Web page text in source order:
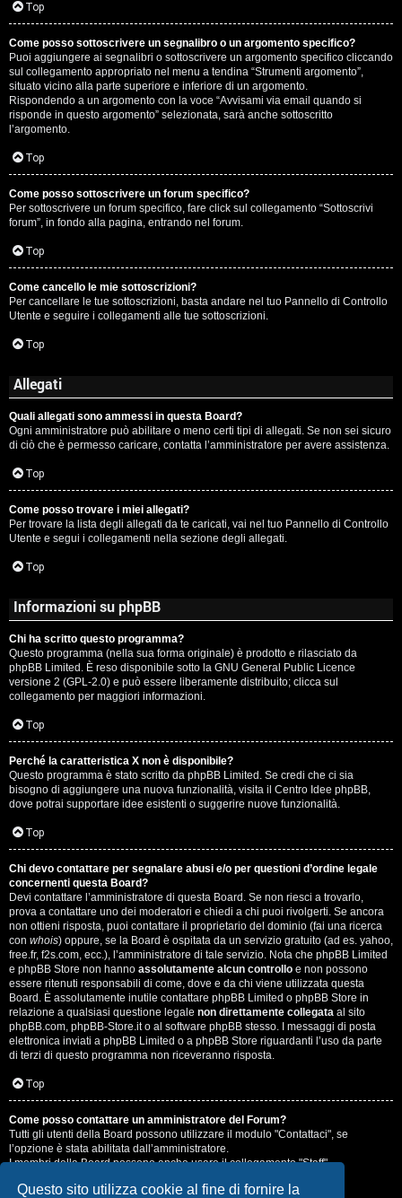
Questo sito utilizza cookie al fine di fornire la
Top
Come posso sottoscrivere un segnalibro o un argomento specifico?
Puoi aggiungere ai segnalibri o sottoscrivere un argomento specifico cliccando
sul collegamento appropriato nel menu a tendina “Strumenti argomento”,
situato vicino alla parte superiore e inferiore di un argomento.
Rispondendo a un argomento con la voce “Avvisami via email quando si
risponde in questo argomento” selezionata, sarà anche sottoscritto
l’argomento.
Top
Come posso sottoscrivere un forum specifico?
Per sottoscrivere un forum specifico, fare click sul collegamento “Sottoscrivi
forum”, in fondo alla pagina, entrando nel forum.
Top
Come cancello le mie sottoscrizioni?
Per cancellare le tue sottoscrizioni, basta andare nel tuo Pannello di Controllo
Utente e seguire i collegamenti alle tue sottoscrizioni.
Top
Allegati
Quali allegati sono ammessi in questa Board?
Ogni amministratore può abilitare o meno certi tipi di allegati. Se non sei sicuro
di ciò che è permesso caricare, contatta l’amministratore per avere assistenza.
Top
Come posso trovare i miei allegati?
Per trovare la lista degli allegati da te caricati, vai nel tuo Pannello di Controllo
Utente e segui i collegamenti nella sezione degli allegati.
Top
Informazioni su phpBB
Chi ha scritto questo programma?
Questo programma (nella sua forma originale) è prodotto e rilasciato da
phpBB Limited . È reso disponibile sotto la GNU General Public Licence
versione 2 (GPL-2.0) e può essere liberamente distribuito; clicca sul
collegamento per maggiori informazioni.
Top
Perché la caratteristica X non è disponibile?
Questo programma è stato scritto da phpBB Limited. Se credi che ci sia
bisogno di aggiungere una nuova funzionalità, visita il Centro Idee phpBB,
dove potrai supportare idee esistenti o suggerire nuove funzionalità.
Top
Chi devo contattare per segnalare abusi e/o per questioni d’ordine legale
concernenti questa Board?
Devi contattare l’amministratore di questa Board. Se non riesci a trovarlo,
prova a contattare uno dei moderatori e chiedi a chi puoi rivolgerti. Se ancora
non ottieni risposta, puoi contattare il proprietario del dominio (fai una ricerca
con whois) oppure, se la Board è ospitata da un servizio gratuito (ad es. yahoo,
free.fr, f2s.com, ecc.), l’amministratore di tale servizio. Nota che phpBB Limited
e phpBB Store non hanno assolutamente alcun controllo e non possono
essere ritenuti responsabili di come, dove e da chi viene utilizzata questa
Board. È assolutamente inutile contattare phpBB Limited o phpBB Store in
relazione a qualsiasi questione legale non direttamente collegata al sito
phpBB.com, phpBB-Store.it o al software phpBB stesso. I messaggi di posta
elettronica inviati a phpBB Limited o a phpBB Store riguardanti l’uso da parte
di terzi di questo programma non riceveranno risposta.
Top
Come posso contattare un amministratore del Forum?
Tutti gli utenti della Board possono utilizzare il modulo "Contattaci", se
l’opzione è stata abilitata dall’amministratore.
I membri della Board possono anche usare il collegamento "Staff".
Top